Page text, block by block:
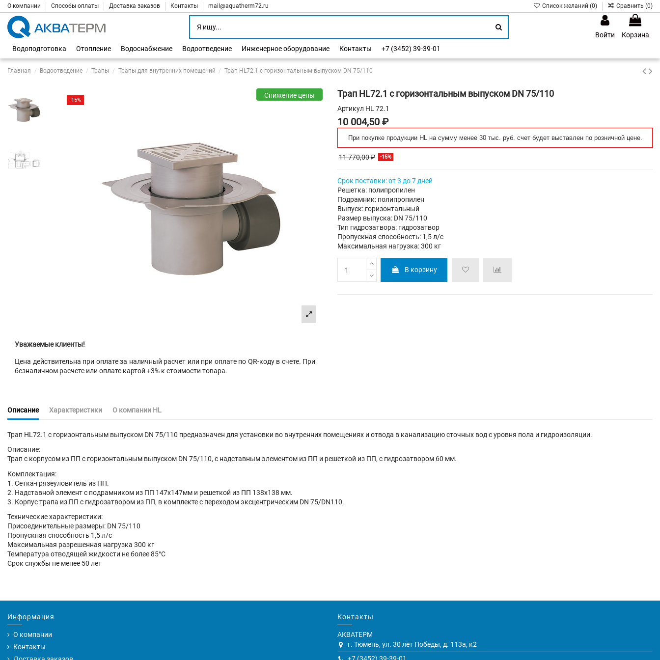
О компании Способы оплаты Доставка заказов Контакты mail@aquatherm72.ru Список желаний (0) Сравнить (0)
Войти
Корзина
Водоподготовка
Отопление Водоснабжение Водоотведение Инженерное оборудование Контакты +7 (3452) 39-39-01
Главная Водоотведение Трапы Трапы для внутренних помещений Трап HL72.1 с горизонтальным выпуском DN 75/110
-15%
Снижение цены
Уважаемые клиенты!
Цена действительна при оплате за наличный расчет или при оплате по QR-коду в счете. При
безналичном расчете или оплате картой +3% к стоимости товара.
Трап HL72.1 с горизонтальным выпуском DN 75/110
Артикул HL 72.1
10 004,50 ₽
При покупке продукции HL на сумму менее 30 тыс. руб. счет будет выставлен по розничной цене.
11 770,00 ₽ -15%
Срок поставки: от 3 до 7 дней
Решетка: полипропилен
Подрамник: полипропилен
Выпуск: горизонтальный
Размер выпуска: DN 75/110
Тип гидрозатвора: гидрозатвор
Пропускная способность: 1,5 л/с
Максимальная нагрузка: 300 кг
В корзину
Описание Характеристики О компании HL
Трап HL72.1 с горизонтальным выпуском DN 75/110 предназначен для установки во внутренних помещениях и отвода в канализацию сточных вод с уровня пола и гидроизоляции.
Описание:
Трап с корпусом из ПП с горизонтальным выпуском DN 75/110, с надставным элементом из ПП и решеткой из ПП, с гидрозатвором 60 мм.
Комплектация:
1. Сетка-грязеуловитель из ПП.
2. Надставной элемент с подрамником из ПП 147х147мм и решеткой из ПП 138х138 мм.
3. Корпус трапа из ПП с гидрозатвором из ПП, в комплекте с переходом эксцентрическим DN 75/DN110.
Технические характеристики:
Присоединительные размеры: DN 75/110
Пропускная способность 1,5 л/с
Максимальная разрешенная нагрузка 300 кг
Температура отводящей жидкости не более 85°С
Срок службы не менее 50 лет
Информация
О компании
Контакты
Контакты
АКВАТЕРМ
г. Тюмень, ул. 30 лет Победы, д. 113а, к2